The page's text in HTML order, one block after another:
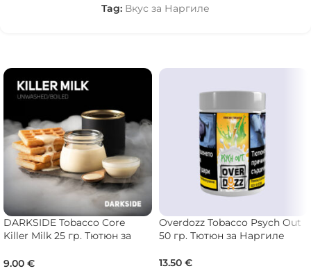
Tag: Вкус за Наргиле
DARKSIDE Tobacco Core
Killer Milk 25 гр. Тютюн за
9.00 €
Overdozz Tobacco Psych Out
50 гр. Тютюн за Наргиле
13.50 €